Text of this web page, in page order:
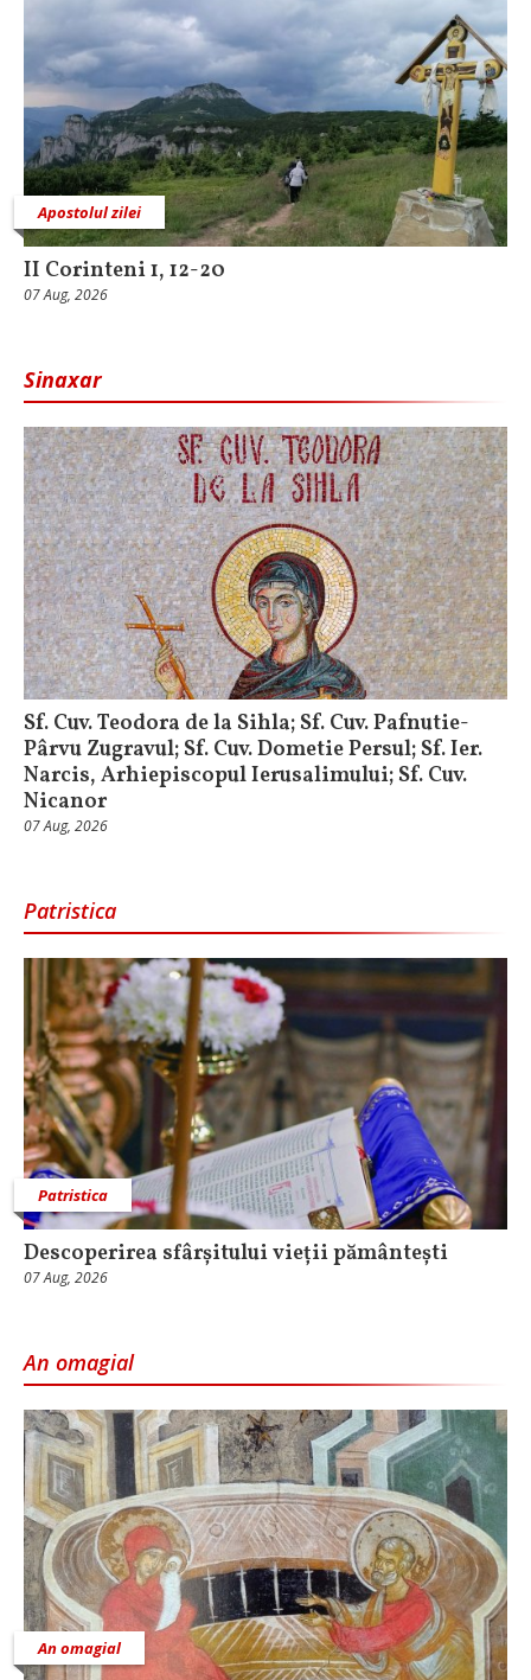
Apostolul zilei
II Corinteni 1, 12-20
07 Aug, 2026
Sinaxar
Sf. Cuv. Teodora de la Sihla; Sf. Cuv. Pafnutie-
Pârvu Zugravul; Sf. Cuv. Dometie Persul; Sf. Ier.
Narcis, Arhiepiscopul Ierusalimului; Sf. Cuv.
Nicanor
07 Aug, 2026
Patristica
Patristica
Descoperirea sfârșitului vieții pământești
07 Aug, 2026
An omagial
An omagial